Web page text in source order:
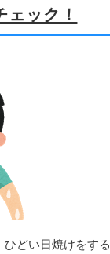
ェック！
どい日焼けをす